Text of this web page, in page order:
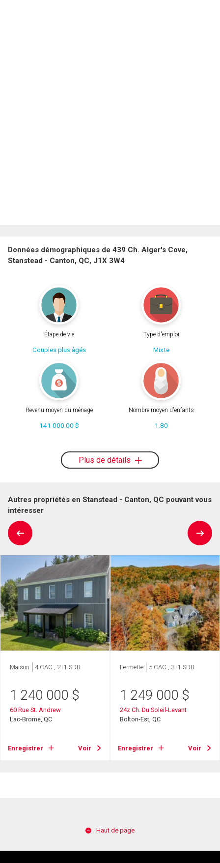
Données démographiques de 439 Ch. Alger's Cove,
Stanstead - Canton, QC, J1X 3W4
Étape de vie
Couples plus âgés
Type d'emploi
Mixte
Revenu moyen du ménage
141 000.00 $
Nombre moyen d'enfants
1.80
Plus de détails
Autres propriétés en Stanstead - Canton, QC pouvant vous
intéresser
Maison 4 CAC , 2+1 SDB
1 240 000 $
60 Rue St. Andrew
Lac-Brome, QC
Enregistrer Voir
Fermette 5 CAC , 3+1 SDB
1 249 000 $
24z Ch. Du Soleil-Levant
Bolton-Est, QC
Enregistrer Voir
Haut de page